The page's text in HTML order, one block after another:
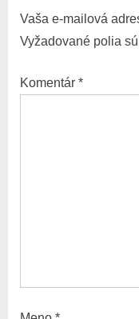
o
u
P
Vaša e-mailová
Vyžadované polia
Komentár *